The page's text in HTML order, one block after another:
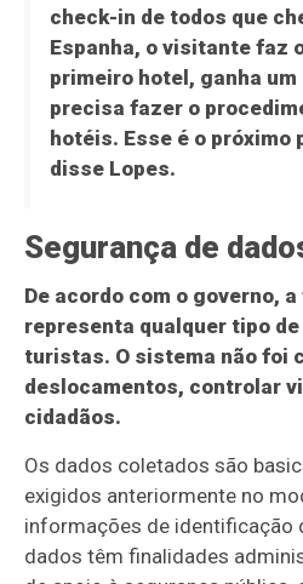
check-in de todos que
Espanha, o visitante faz
primeiro hotel, ganha um
precisa fazer o
hotéis. Esse é o próximo
disse Lopes.
Segurança de
De acordo com o governo,
representa qualquer tipo
turistas. O sistema não foi
deslocamentos, controlar
cidadãos.
Os dados coletados são
exigidos anteriormente no
informações de identificação
dados têm finalidades